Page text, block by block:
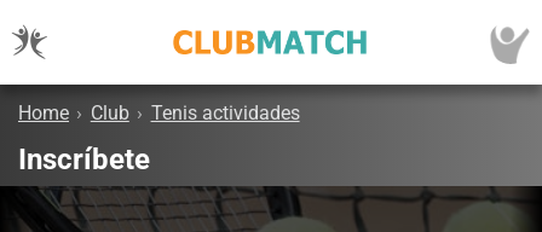
Home › Club › Tenis actividades
Inscríbete